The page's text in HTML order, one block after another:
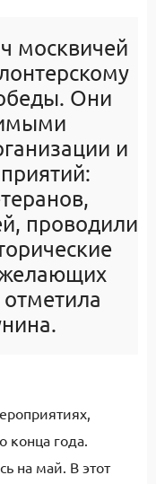
москвичей
Они
и
проводили
конца года.
на май. В этот